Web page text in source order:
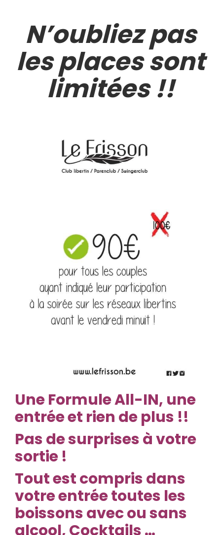
N’oubliez pas
les places sont
limitées !!
Une Formule All-IN, une
entrée et rien de plus !!
Pas de surprises à votre
sortie !
Tout est compris dans
votre entrée toutes les
boissons avec ou sans
alcool, Cocktails …